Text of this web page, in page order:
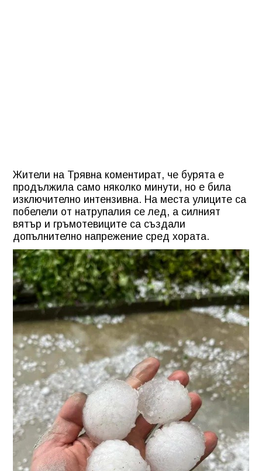
Жители на Трявна коментират, че бурята е
продължила само няколко минути, но е била
изключително интензивна. На места улиците са
побелели от натрупалия се лед, а силният
вятър и гръмотевиците са създали
допълнително напрежение сред хората.